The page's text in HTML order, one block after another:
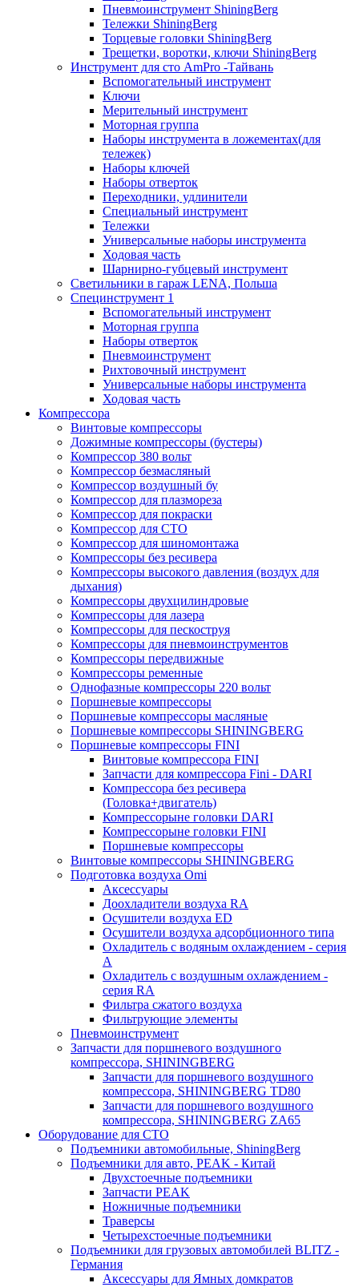
Пневмоинструмент ShiningBerg
Тележки ShiningBerg
Торцевые головки ShiningBerg
Трещетки, воротки, ключи ShiningBerg
Инструмент для сто AmPro -Тайвань
Вспомогательный инструмент
Ключи
Мерительный инструмент
Моторная группа
Наборы инструмента в ложементах(для
тележек)
Наборы ключей
Наборы отверток
Переходники, удлинители
Специальный инструмент
Тележки
Универсальные наборы инструмента
Ходовая часть
Шарнирно-губцевый инструмент
Светильники в гараж LENA, Польша
Специнструмент 1
Вспомогательный инструмент
Моторная группа
Наборы отверток
Пневмоинструмент
Рихтовочный инструмент
Универсальные наборы инструмента
Ходовая часть
Компрессора
Винтовые компрессоры
Дожимные компрессоры (бустеры)
Компрессор 380 вольт
Компрессор безмасляный
Компрессор воздушный бу
Компрессор для плазмореза
Компрессор для покраски
Компрессор для СТО
Компрессор для шиномонтажа
Компрессоры без ресивера
Компрессоры высокого давления (воздух для
дыхания)
Компрессоры двухцилиндровые
Компрессоры для лазера
Компрессоры для пескоструя
Компрессоры для пневмоинструментов
Компрессоры передвижные
Компрессоры ременные
Однофазные компрессоры 220 вольт
Поршневые компрессоры
Поршневые компрессоры масляные
Поршневые компрессоры SHININGBERG
Поршневые компрессоры FINI
Винтовые компрессора FINI
Запчасти для компрессора Fini - DARI
Компрессора без ресивера
(Головка+двигатель)
Компрессорыне головки DARI
Компрессорыне головки FINI
Поршневые компрессоры
Винтовые компрессоры SHININGBERG
Подготовка воздуха Omi
Аксессуары
Доохладители воздуха RA
Осушители воздуха ED
Осушители воздуха адсорбционного типа
Охладитель с водяным охлаждением - серия
A
Охладитель с воздушным охлаждением -
серия RA
Фильтра сжатого воздуха
Фильтрующие элементы
Пневмоинструмент
Запчасти для поршневого воздушного
компрессора, SHININGBERG
Запчасти для поршневого воздушного
компрессора, SHININGBERG TD80
Запчасти для поршневого воздушного
компрессора, SHININGBERG ZA65
Оборудование для СТО
Подъемники автомобильные, ShiningBerg
Подъемники для авто, PEAK - Китай
Двухстоечные подъемники
Запчасти PEAK
Ножничные подъемники
Траверсы
Четырехстоечные подъемники
Подъемники для грузовых автомобилей BLITZ -
Германия
Аксессуары для Ямных домкратов